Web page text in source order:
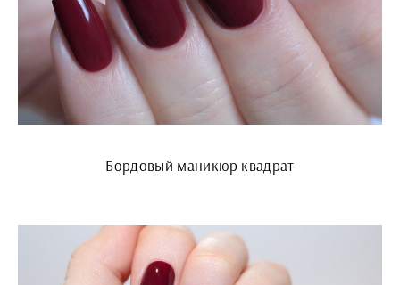
Бордовый маникюр квадрат